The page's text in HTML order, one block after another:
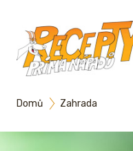
Domů Zahrada